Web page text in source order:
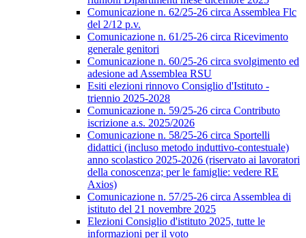
Comunicazione n. 62/25-26 circa Assemblea Flc
del 2/12 p.v.
Comunicazione n. 61/25-26 circa Ricevimento
generale genitori
Comunicazione n. 60/25-26 circa svolgimento ed
adesione ad Assemblea RSU
Esiti elezioni rinnovo Consiglio d'Istituto -
triennio 2025-2028
Comunicazione n. 59/25-26 circa Contributo
iscrizione a.s. 2025/2026
Comunicazione n. 58/25-26 circa Sportelli
didattici (incluso metodo induttivo-contestuale)
anno scolastico 2025-2026 (riservato ai lavoratori
della conoscenza; per le famiglie: vedere RE
Axios)
Comunicazione n. 57/25-26 circa Assemblea di
istituto del 21 novembre 2025
Elezioni Consiglio d'istituto 2025, tutte le
informazioni per il voto